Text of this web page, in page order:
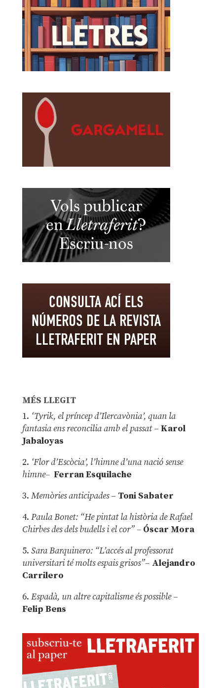
MÉS LLEGIT
1. ‘Tyrik, el príncep d’Ilercavònia’, quan la
fantasia ens reconcilia amb el passat– Karol
Jabaloyas
2. ‘Flor d’Escòcia’, l’himne d’una nació sense
himne– Ferran Esquilache
3. Memòries anticipades– Toni Sabater
4. Paula Bonet: “He pintat la història de Rafael
Chirbes des dels budells i el cor” –Óscar Mora
5. Sara Barquinero: “L’accés al professorat
universitari té molts espais grisos”– Alejandro
Carrilero
6. Espadà, un altre capitalisme és possible –
Felip Bens